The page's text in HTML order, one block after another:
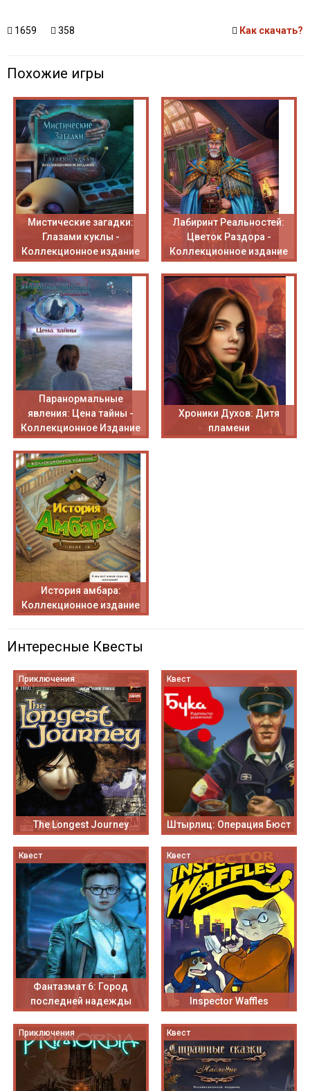
1659 358 Как скачать?
Похожие игры
Мистические загадки:
Глазами куклы -
Коллекционное издание
Лабиринт Реальностей:
Цветок Раздора -
Коллекционное издание
Паранормальные
явления: Цена тайны -
Коллекционное Издание
Хроники Духов: Дитя
пламени
История амбара:
Коллекционное издание
Интересные Квесты
Приключения
The Longest Journey
Квест
Штырлиц: Операция Бюст
Квест
Фантазмат 6: Город
последней надежды
Квест
Inspector Waffles
Приключения Квест